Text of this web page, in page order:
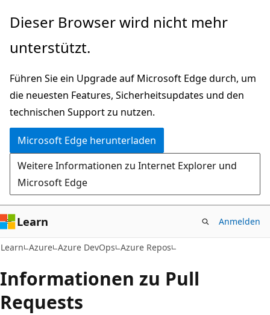
Zu
wechseln
Dieser Browser wird nicht mehr
unterstützt.
Führen Sie ein Upgrade auf Microsoft Edge durch, um
die neuesten Features, Sicherheitsupdates und den
technischen Support zu nutzen.
Microsoft Edge herunterladen
Weitere Informationen zu Internet Explorer und
Microsoft Edge
Learn Anmelden
Learn Azure Azure DevOps Azure Repos
Informationen zu Pull
Requests